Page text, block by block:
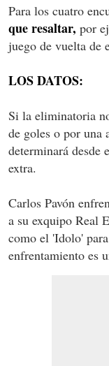
Para los cuatro
que resaltar, por
juego de vuelta de
LOS DATOS:
Si la eliminatoria
de goles o por una
determinará desde
extra.
Carlos Pavón
a su exquipo Real
como el 'Idolo'
enfrentamiento es